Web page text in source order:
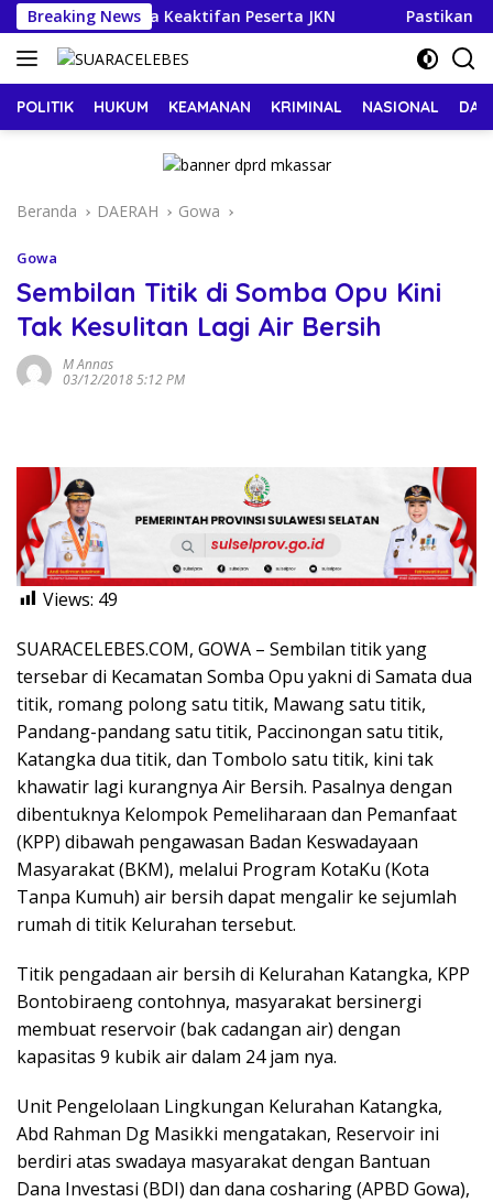
Langsung
ke
konten
Breaking News
OPD Jaga Keaktifan Peserta JKN Pastikan Tak
POLITIK HUKUM KEAMANAN KRIMINAL NASIONAL
Beranda DAERAH Gowa
Gowa
Sembilan Titik di Somba Opu Kini
Tak Kesulitan Lagi Air Bersih
M Annas
03/12/2018 5:12 PM
Views: 49
SUARACELEBES.COM, GOWA – Sembilan titik yang
tersebar di Kecamatan Somba Opu yakni di Samata dua
titik, romang polong satu titik, Mawang satu titik,
Pandang-pandang satu titik, Paccinongan satu titik,
Katangka dua titik, dan Tombolo satu titik, kini tak
khawatir lagi kurangnya Air Bersih. Pasalnya dengan
dibentuknya Kelompok Pemeliharaan dan Pemanfaat
(KPP) dibawah pengawasan Badan Keswadayaan
Masyarakat (BKM), melalui Program KotaKu (Kota
Tanpa Kumuh) air bersih dapat mengalir ke sejumlah
rumah di titik Kelurahan tersebut.
Titik pengadaan air bersih di Kelurahan Katangka, KPP
Bontobiraeng contohnya, masyarakat bersinergi
membuat reservoir (bak cadangan air) dengan
kapasitas 9 kubik air dalam 24 jam nya.
Unit Pengelolaan Lingkungan Kelurahan Katangka,
Abd Rahman Dg Masikki mengatakan, Reservoir ini
berdiri atas swadaya masyarakat dengan Bantuan
Dana Investasi (BDI) dan dana cosharing (APBD Gowa),